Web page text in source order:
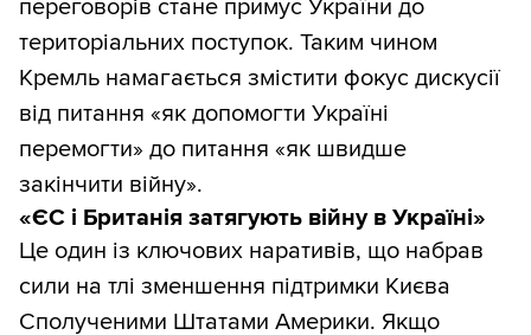
переговорів стане примус України до
територіальних поступок. Таким чином
Кремль намагається змістити фокус дискусії
від питання «як допомогти Україні
перемогти» до питання «як швидше
закінчити війну».
«ЄС і Британія затягують війну в Україні»
Це один із ключових наративів, що набрав
сили на тлі зменшення підтримки Києва
Сполученими Штатами Америки. Якщо